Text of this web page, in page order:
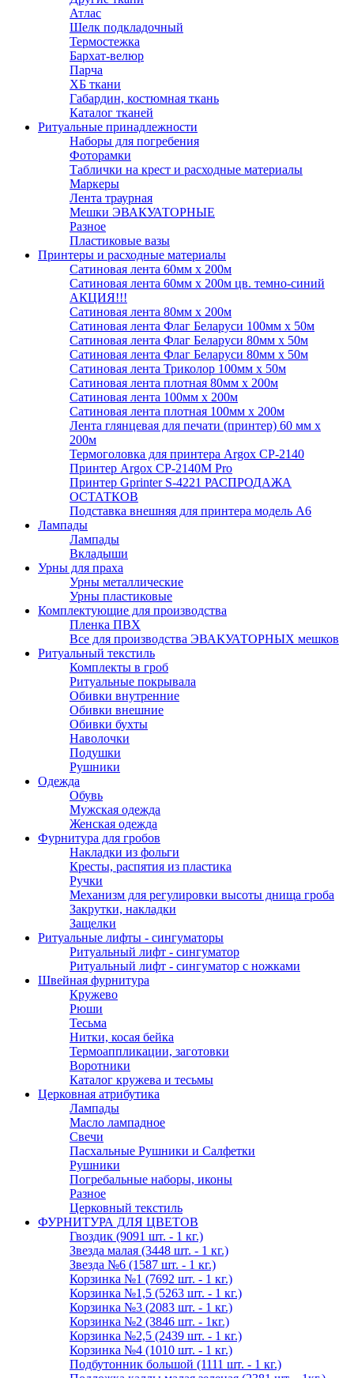
Атлас
Шелк подкладочный
Термостежка
Бархат-велюр
Парча
ХБ ткани
Габардин, костюмная ткань
Каталог тканей
Ритуальные принадлежности
Наборы для погребения
Фоторамки
Таблички на крест и расходные материалы
Маркеры
Лента траурная
Мешки ЭВАКУАТОРНЫЕ
Разное
Пластиковые вазы
Принтеры и расходные материалы
Сатиновая лента 60мм х 200м
Сатиновая лента 60мм х 200м цв. темно-синий
АКЦИЯ!!!
Сатиновая лента 80мм х 200м
Сатиновая лента Флаг Беларуси 100мм х 50м
Сатиновая лента Флаг Беларуси 80мм х 50м
Сатиновая лента Флаг Беларуси 80мм х 50м
Сатиновая лента Триколор 100мм х 50м
Сатиновая лента плотная 80мм х 200м
Сатиновая лента 100мм х 200м
Сатиновая лента плотная 100мм х 200м
Лента глянцевая для печати (принтер) 60 мм х
200м
Термоголовка для принтера Argox CP-2140
Принтер Argox CP-2140M Pro
Принтер Gprinter S-4221 РАСПРОДАЖА
ОСТАТКОВ
Подставка внешняя для принтера модель А6
Лампады
Лампады
Вкладыши
Урны для праха
Урны металлические
Урны пластиковые
Комплектующие для производства
Пленка ПВХ
Все для производства ЭВАКУАТОРНЫХ мешков
Ритуальный текстиль
Комплекты в гроб
Ритуальные покрывала
Обивки внутренние
Обивки внешние
Обивки бухты
Наволочки
Подушки
Рушники
Одежда
Обувь
Мужская одежда
Женская одежда
Фурнитура для гробов
Накладки из фольги
Кресты, распятия из пластика
Ручки
Механизм для регулировки высоты днища гроба
Закрутки, накладки
Защелки
Ритуальные лифты - сингуматоры
Ритуальный лифт - сингуматор
Ритуальный лифт - сингуматор с ножками
Швейная фурнитура
Кружево
Рюши
Тесьма
Нитки, косая бейка
Термоаппликации, заготовки
Воротники
Каталог кружева и тесьмы
Церковная атрибутика
Лампады
Масло лампадное
Свечи
Пасхальные Рушники и Салфетки
Рушники
Погребальные наборы, иконы
Разное
Церковный текстиль
ФУРНИТУРА ДЛЯ ЦВЕТОВ
Гвоздик (9091 шт. - 1 кг.)
Звезда малая (3448 шт. - 1 кг.)
Звезда №6 (1587 шт. - 1 кг.)
Корзинка №1 (7692 шт. - 1 кг.)
Корзинка №1,5 (5263 шт. - 1 кг.)
Корзинка №3 (2083 шт. - 1 кг.)
Корзинка №2 (3846 шт. - 1кг.)
Корзинка №2,5 (2439 шт. - 1 кг.)
Корзинка №4 (1010 шт. - 1 кг.)
Подбутонник большой (1111 шт. - 1 кг.)